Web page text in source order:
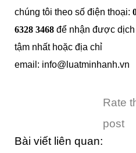
chúng tôi theo số điện thoại:
6328 3468 để nhận được dịch
tậm nhất hoặc địa chỉ
email: info@luatminhanh.vn
Rate
post
Bài viết liên quan: